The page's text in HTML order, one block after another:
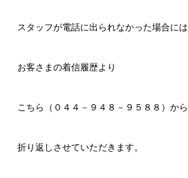
スタッフが電話に出られなかった場合には
お客さまの着信履歴より
こちら（０４４－９４８－９５８８）から
折り返しさせていただきます。